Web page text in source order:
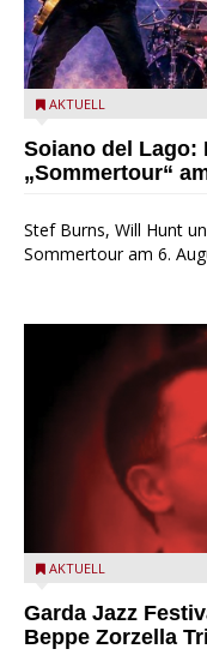
Stef Burns, Will Hunt
AKTUELL
Soiano del Lago:
„Sommertour“
Stef Burns, Will Hunt
Sommertour am 6.
Beppe Zorzella Trio
AKTUELL
Garda Jazz
Beppe Zorzella